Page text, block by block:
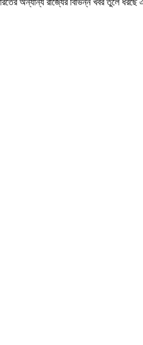
অন্যান্য রাজ্যের বিভিন্ন খবর তুলে ধরছে